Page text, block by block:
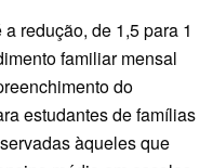
redução, de 1,5 para 1
familiar mensal
do
estudantes de famílias
àqueles que